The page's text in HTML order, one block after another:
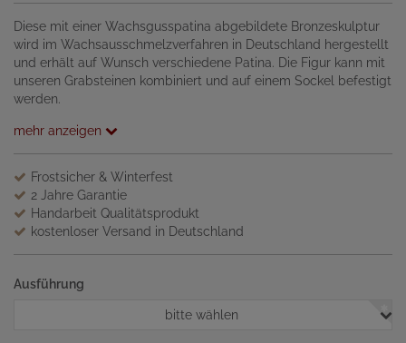
Diese mit einer Wachsgusspatina abgebildete Bronzeskulptur
wird im Wachsausschmelzverfahren in Deutschland hergestellt
und erhält auf Wunsch verschiedene Patina. Die Figur kann mit
unseren Grabsteinen kombiniert und auf einem Sockel befestigt
werden.
mehr anzeigen
Frostsicher & Winterfest
2 Jahre Garantie
Handarbeit Qualitätsprodukt
kostenloser Versand in Deutschland
Ausführung
bitte wählen